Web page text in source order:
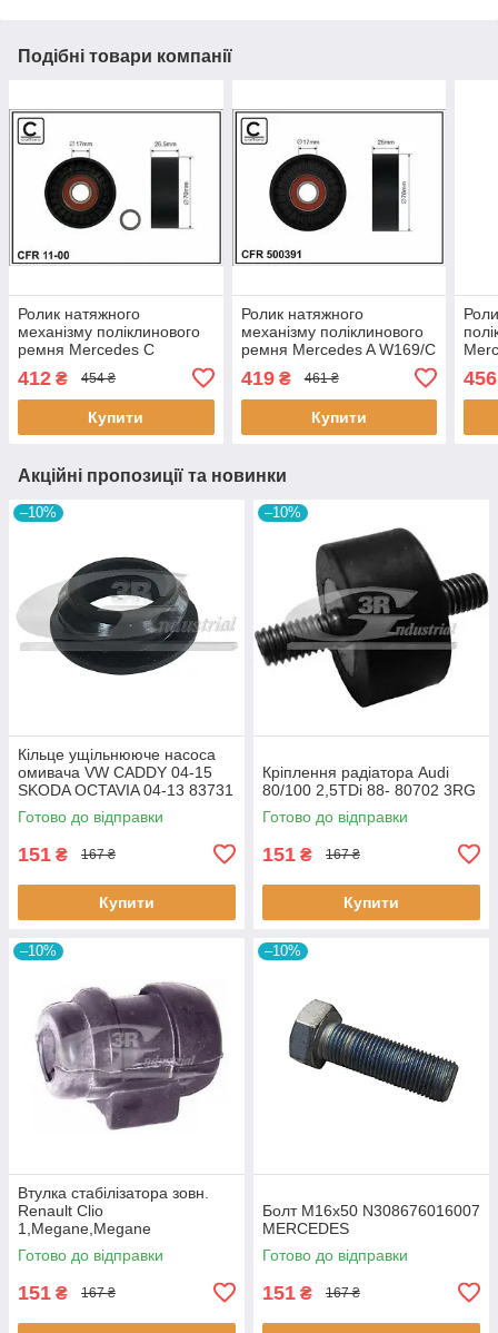
Подібні товари компанії
Ролик натяжного
механізму поліклинового
ремня Mercedes C
CL203/S202/S203/S204/W202/W203/W204/CLC
CL203/CLK C209/E
412 ₴ 454 ₴
Купити
Ролик натяжного
механізму поліклинового
ремня Mercedes A W169/C
W204/CLK A209/C209/CLS
C219/E T-Model
419₴ 461 ₴
Купити
456
Акційні пропозиції та новинки
–10%
Кiльце ущiльнююче насоса
омивача VW CADDY 04-15
SKODA OCTAVIA 04-13 83731
3RG
Готово до відправки
151 ₴ 167 ₴
Купити
–10%
Кріплення радіатора Audi
80/100 2,5TDi 88- 80702 3RG
Готово до відправки
151 ₴ 167 ₴
Купити
–10%
Втулка стабiлізатора зовн.
Renault Clio
1,Megane,Megane
Classic,Megane Scenic,R19
60643 3RG
Готово до відправки
151 ₴ 167 ₴
–10%
Болт M16x50 N308676016007
MERCEDES
Готово до відправки
151 ₴ 167 ₴